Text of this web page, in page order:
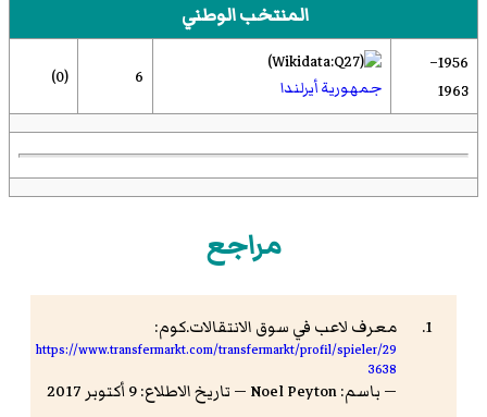
المنتخب الوطني
1956–
1963
جمهورية أيرلندا 6
(0)
مراجع
معرف لاعب في سوق الانتقالات.كوم:
https://www.transfermarkt.com/transfermarkt/profil/spieler/29
3638
— باسم: Noel Peyton — تاريخ الاطلاع: 9 أكتوبر 2017